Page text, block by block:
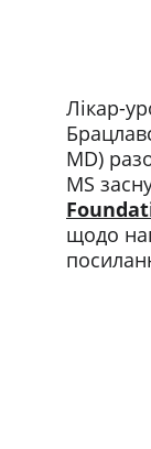
Лікар-
MD)
MS
щодо